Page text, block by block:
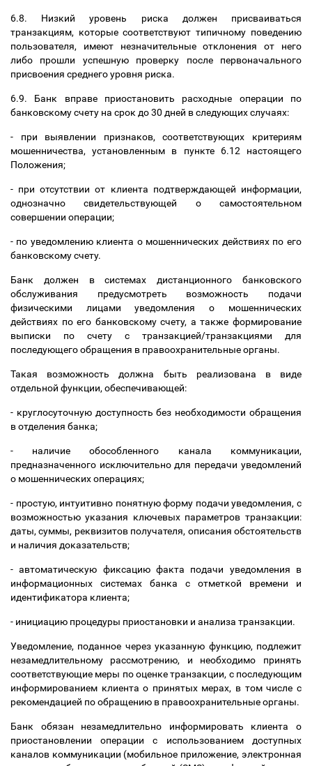
6.8. Низкий уровень риска должен присваиваться
транзакциям, которые соответствуют типичному поведению
пользователя, имеют незначительные отклонения от него
либо прошли успешную проверку после первоначального
присвоения среднего уровня риска.
6.9. Банк вправе приостановить расходные операции по
банковскому счету на срок до 30 дней в следующих случаях:
- при выявлении признаков, соответствующих критериям
мошенничества, установленным в пункте 6.12 настоящего
Положения;
- при отсутствии от клиента подтверждающей информации,
однозначно свидетельствующей о самостоятельном
совершении операции;
- по уведомлению клиента о мошеннических действиях по его
банковскому счету.
Банк должен в системах дистанционного банковского
обслуживания предусмотреть возможность подачи
физическими лицами уведомления о мошеннических
действиях по его банковскому счету, а также формирование
выписки по счету с транзакцией/транзакциями для
последующего обращения в правоохранительные органы.
Такая возможность должна быть реализована в виде
отдельной функции, обеспечивающей:
- круглосуточную доступность без необходимости обращения
в отделения банка;
- наличие обособленного канала коммуникации,
предназначенного исключительно для передачи уведомлений
о мошеннических операциях;
- простую, интуитивно понятную форму подачи уведомления, с
возможностью указания ключевых параметров транзакции:
даты, суммы, реквизитов получателя, описания обстоятельств
и наличия доказательств;
- автоматическую фиксацию факта подачи уведомления в
информационных системах банка с отметкой времени и
идентификатора клиента;
- инициацию процедуры приостановки и анализа транзакции.
Уведомление, поданное через указанную функцию, подлежит
незамедлительному рассмотрению, и необходимо принять
соответствующие меры по оценке транзакции, с последующим
информированием клиента о принятых мерах, в том числе с
рекомендацией по обращению в правоохранительные органы.
Банк обязан незамедлительно информировать клиента о
приостановлении операции с использованием доступных
каналов коммуникации (мобильное приложение, электронная